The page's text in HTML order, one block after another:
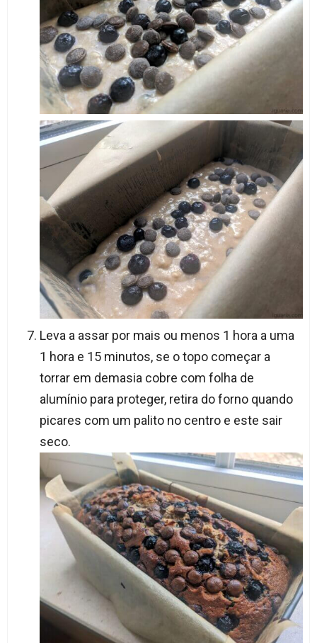
Leva a assar por mais ou menos 1 hora a uma
1 hora e 15 minutos, se o topo começar a
torrar em demasia cobre com folha de
alumínio para proteger, retira do forno quando
picares com um palito no centro e este sair
seco.